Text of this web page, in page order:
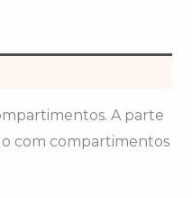
A parte
com compartimentos